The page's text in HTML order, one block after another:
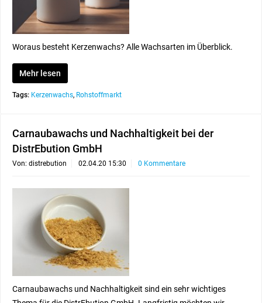
Woraus besteht Kerzenwachs? Alle Wachsarten im Überblick.
Mehr lesen
Tags: Kerzenwachs, Rohstoffmarkt
Carnaubawachs und Nachhaltigkeit bei der
DistrEbution GmbH
Von: distrebution 02.04.20 15:30 0 Kommentare
Carnaubawachs und Nachhaltigkeit sind ein sehr wichtiges